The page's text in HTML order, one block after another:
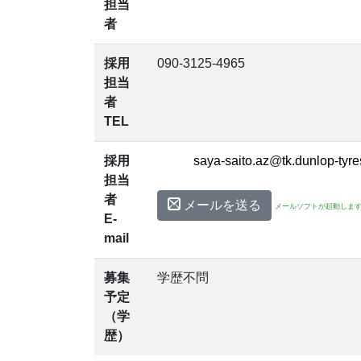
担当
者
採用
担当
者
TEL
090-3125-4965
採用
担当
者
E-
mail
@
メールを送る メールソフトが起動します
募集
予定
（学
歴）
学歴不問